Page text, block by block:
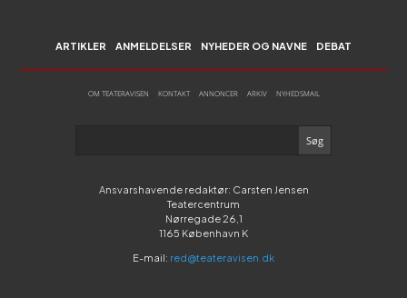
ARTIKLER ANMELDELSER NYHEDER OG NAVNE DEBAT
OM TEATERAVISEN KONTAKT ANNONCER ARKIV NYHEDSMAIL
Ansvarshavende redaktør: Carsten Jensen
Teatercentrum
Nørregade 26,1
1165 København K
E-mail: red@teateravisen.dk